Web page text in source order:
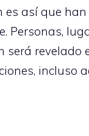
así que
Personas,
será
incluso